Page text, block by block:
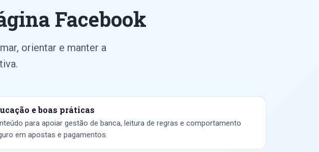
Facebook
orientar e manter a
e boas práticas
para apoiar gestão de banca, leitura de regras e comportamento
em apostas e pagamentos.